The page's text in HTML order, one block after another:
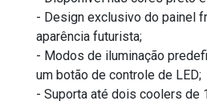
- Design exclusivo do painel
aparência futurista;
- Modos de iluminação
um botão de controle de LED;
- Suporta até dois coolers de